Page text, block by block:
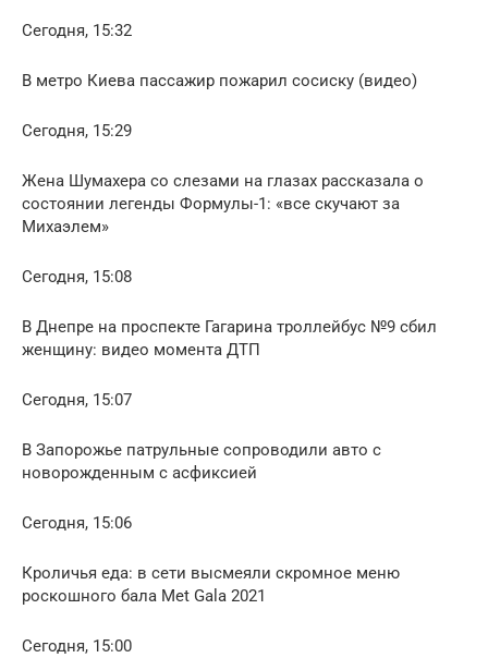
Сегодня, 15:32
В метро Киева пассажир пожарил сосиску (видео)
Сегодня, 15:29
Жена Шумахера со слезами на глазах рассказала о
состоянии легенды Формулы-1: «все скучают за
Михаэлем»
Сегодня, 15:08
В Днепре на проспекте Гагарина троллейбус №9 сбил
женщину: видео момента ДТП
Сегодня, 15:07
В Запорожье патрульные сопроводили авто с
новорожденным с асфиксией
Сегодня, 15:06
Кроличья еда: в сети высмеяли скромное меню
роскошного бала Met Gala 2021
Сегодня, 15:00